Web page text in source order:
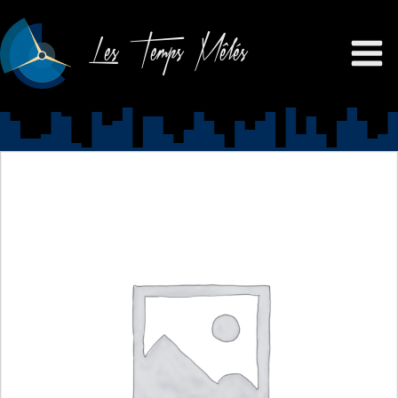
Les Temps Mêlés